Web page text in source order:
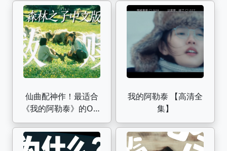
仙曲配神作！最适合
《我的阿勒泰》的OST
出现了！中文版森林之
子打开年度爆款剧
【YooA】
我的阿勒泰 【高清全
集】